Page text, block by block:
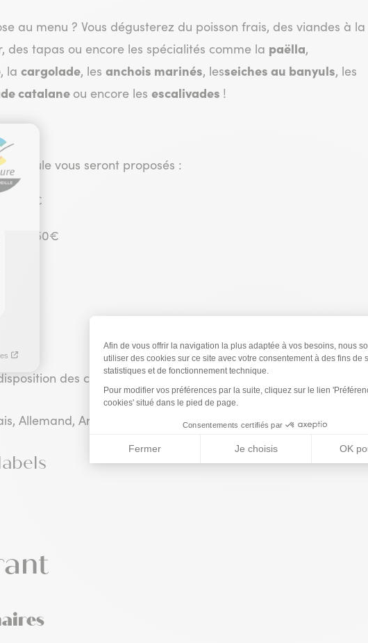
au menu ? Vous dégusterez du poisson frais, des viandes à la
des tapas ou encore les spécialités comme la paëlla,
, la cargolade, les anchois marinés, lesseiches au banyuls, les
catalane ou encore les escalivades !
formule vous seront proposés :
29,50€
à 39,50€
des clients.
Allemand, Anglais, Catalan, Espagnol, Italien, Russe